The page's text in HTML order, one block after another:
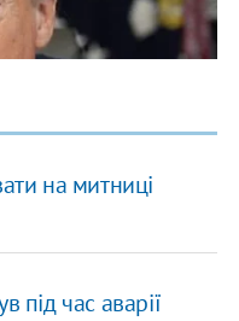
на митниці
під час аварії